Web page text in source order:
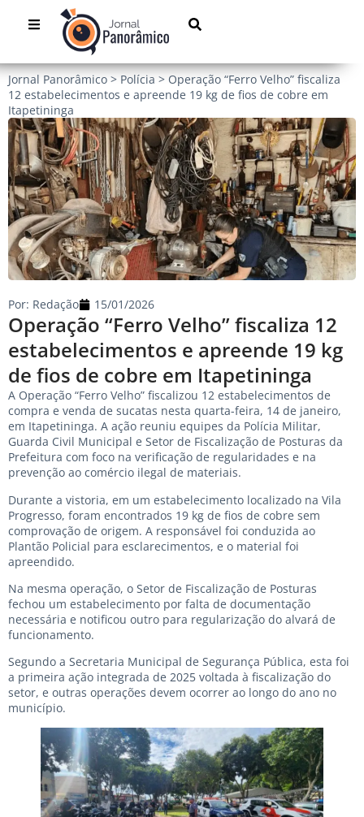
Jornal Panorâmico > Polícia > Operação “Ferro Velho” fiscaliza
12 estabelecimentos e apreende 19 kg de fios de cobre em
Itapetininga
Operação “Ferro Velho” fiscaliza 12
estabelecimentos e apreende 19 kg
de fios de cobre em Itapetininga
Por: Redação 15/01/2026
A Operação “Ferro Velho” fiscalizou 12 estabelecimentos de
compra e venda de sucatas nesta quarta-feira, 14 de janeiro,
em Itapetininga. A ação reuniu equipes da Polícia Militar,
Guarda Civil Municipal e Setor de Fiscalização de Posturas da
Prefeitura com foco na verificação de regularidades e na
prevenção ao comércio ilegal de materiais.
Durante a vistoria, em um estabelecimento localizado na Vila
Progresso, foram encontrados 19 kg de fios de cobre sem
comprovação de origem. A responsável foi conduzida ao
Plantão Policial para esclarecimentos, e o material foi
apreendido.
Na mesma operação, o Setor de Fiscalização de Posturas
fechou um estabelecimento por falta de documentação
necessária e notificou outro para regularização do alvará de
funcionamento.
Segundo a Secretaria Municipal de Segurança Pública, esta foi
a primeira ação integrada de 2025 voltada à fiscalização do
setor, e outras operações devem ocorrer ao longo do ano no
município.